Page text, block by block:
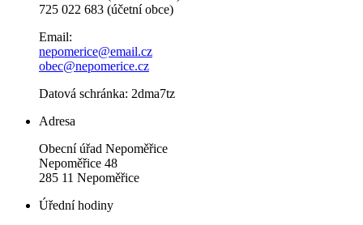
725 022 683 (účetní obce)
Email:
nepomerice@email.cz
obec@nepomerice.cz
Datová schránka: 2dma7tz
Adresa
Obecní úřad Nepoměřice
Nepoměřice 48
285 11 Nepoměřice
Úřední hodiny